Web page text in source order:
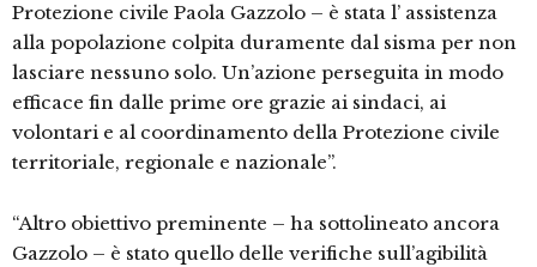
Protezione civile Paola Gazzolo – è stata l’ assistenza
alla popolazione colpita duramente dal sisma per non
lasciare nessuno solo. Un’azione perseguita in modo
efficace fin dalle prime ore grazie ai sindaci, ai
volontari e al coordinamento della Protezione civile
territoriale, regionale e nazionale”.
“Altro obiettivo preminente – ha sottolineato ancora
Gazzolo – è stato quello delle verifiche sull’agibilità